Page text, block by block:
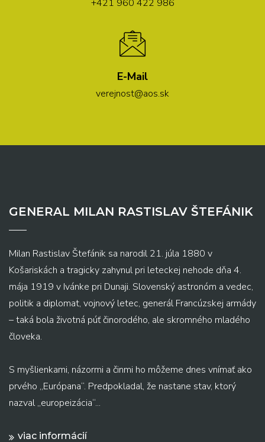
+421 960 422 986
E-Mail
verejnost@aos.sk
GENERAL MILAN RASTISLAV ŠTEFÁNIK
Milan Rastislav Štefánik sa narodil 21. júla 1880 v
Košariskách a tragicky zahynul pri leteckej nehode dňa 4.
mája 1919 v Ivánke pri Dunaji. Slovenský astronóm a vedec,
politik a diplomat, vojnový letec, generál Francúzskej armády
– taká bola životná púť činorodého, ale skromného mladého
človeka.
S myšlienkami, názormi a činmi ho môžeme dnes vnímať ako
prvého „Európana“. Predpokladal, že nastane stav, ktorý
nazval „europeizácia“...
viac informácií